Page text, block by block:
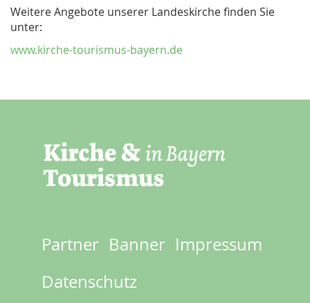
Weitere Angebote unserer Landeskirche finden Sie
unter:
www.kirche-tourismus-bayern.de
Footer
menu
Partner Banner Impressum
Datenschutz